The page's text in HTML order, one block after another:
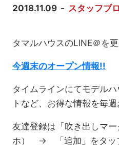
2018.11.09 スタッフブ
タマルハウスのLINE＠を
今週末のオープン情報!!
タイムラインにてモデル
トなど、お得な情報を毎
友達登録は「吹き出しマ
ホ） → 「追加」をタッ